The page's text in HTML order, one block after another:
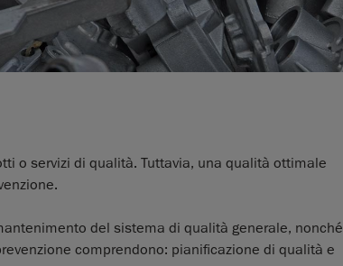
o servizi di qualità. Tuttavia, una qualità ottimale
del sistema di qualità generale, nonché
comprendono: pianificazione di qualità e